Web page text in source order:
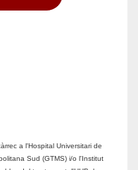
a l'Hospital Universitari de
Sud (GTMS) i/o l'Institut